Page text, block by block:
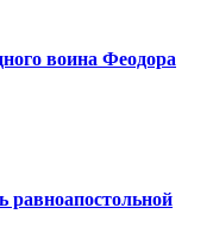
воина Феодора
равноапостольной